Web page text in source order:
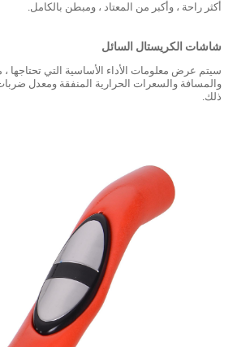
أكثر راحة ، وأكبر من المعتاد ، ومبطن بالكامل.
شاشات الكريستال السائل
سيتم عرض معلومات الأداء الأساسية التي تحتاجها
ذلك.